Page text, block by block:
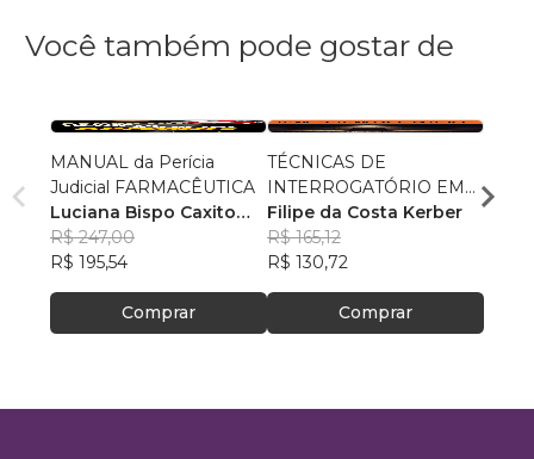
Você também pode gostar de
MANUAL da Perícia
Judicial FARMACÊUTICA
Luciana Bispo Caxito
Lopes Cançado
R$ 247,00
R$ 195,54
Comprar
TÉCNICAS DE
INTERROGATÓRIO EM
TEMPO REAL
Filipe da Costa Kerber
R$ 165,12
R$ 130,72
Comprar